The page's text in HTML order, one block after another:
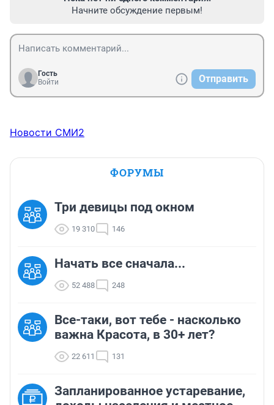
Начните обсуждение первым!
Гость
Войти
Отправить
Новости СМИ2
ФОРУМЫ
Три девицы под окном
19 310 146
Начать все сначала...
52 488 248
Все-таки, вот тебе - насколько
важна Красота, в 30+ лет?
22 611 131
Запланированное устаревание,